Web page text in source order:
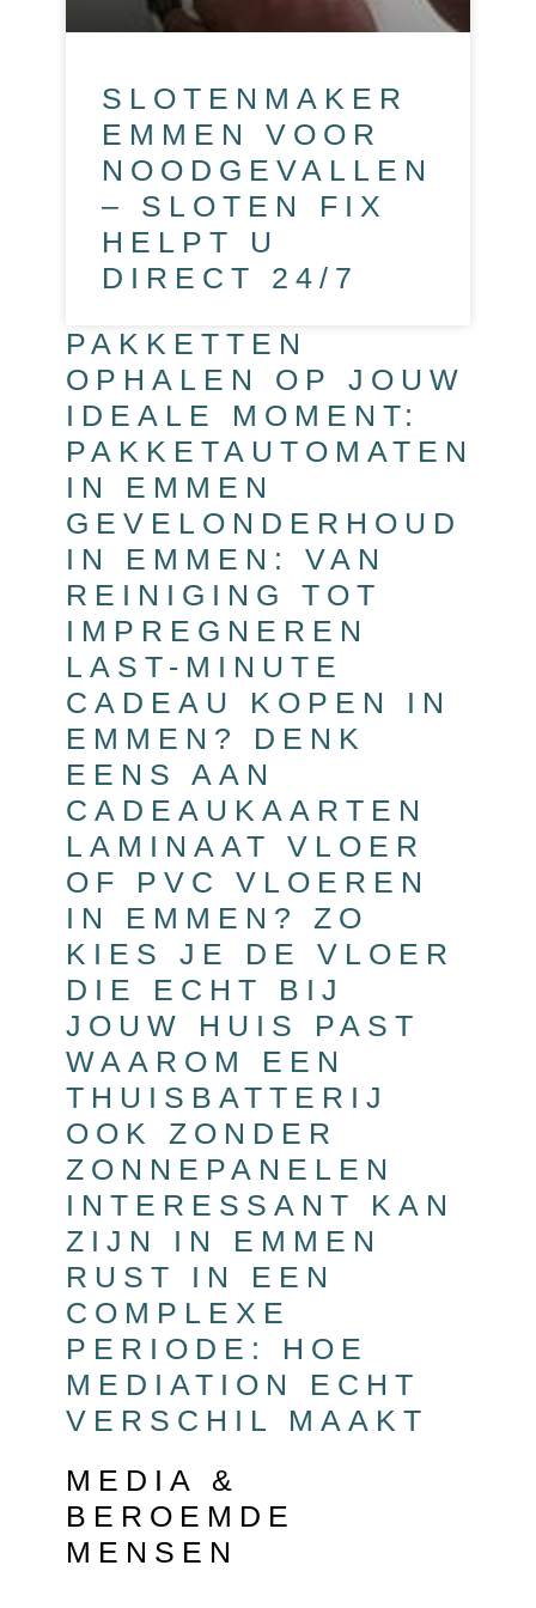
SLOTENMAKER
EMMEN VOOR
NOODGEVALLEN
– SLOTEN FIX
HELPT U
DIRECT 24/7
PAKKETTEN
OPHALEN OP JOUW
IDEALE MOMENT:
PAKKETAUTOMATEN
IN EMMEN
GEVELONDERHOUD
IN EMMEN: VAN
REINIGING TOT
IMPREGNEREN
LAST-MINUTE
CADEAU KOPEN IN
EMMEN? DENK
EENS AAN
CADEAUKAARTEN
LAMINAAT VLOER
OF PVC VLOEREN
IN EMMEN? ZO
KIES JE DE VLOER
DIE ECHT BIJ
JOUW HUIS PAST
WAAROM EEN
THUISBATTERIJ
OOK ZONDER
ZONNEPANELEN
INTERESSANT KAN
ZIJN IN EMMEN
RUST IN EEN
COMPLEXE
PERIODE: HOE
MEDIATION ECHT
VERSCHIL MAAKT
MEDIA &
BEROEMDE
MENSEN